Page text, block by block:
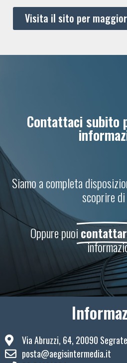
Visita il sito per
Contattaci subito
Siamo a completa
scoprire
Oppure puoi
Via Abruzzi, 64, 20090
posta@aegisintermedia.it